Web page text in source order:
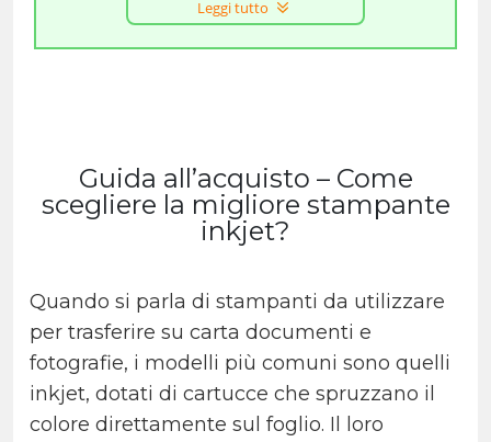
Leggi tutto
Guida all’acquisto – Come
scegliere la migliore stampante
inkjet?
Quando si parla di stampanti da utilizzare
per trasferire su carta documenti e
fotografie, i modelli più comuni sono quelli
inkjet, dotati di cartucce che spruzzano il
colore direttamente sul foglio. Il loro